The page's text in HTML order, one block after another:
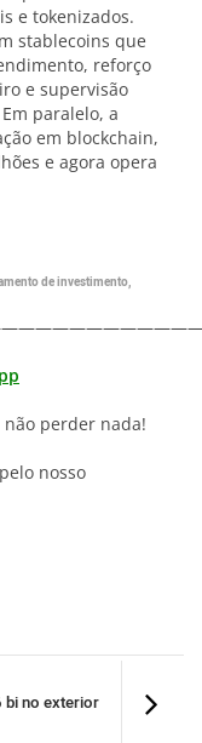
e tokenizados.
stablecoins que
reforço
e supervisão
paralelo, a
em blockchain,
e agora opera
de investimento,
perder nada!
nosso
bi no exterior